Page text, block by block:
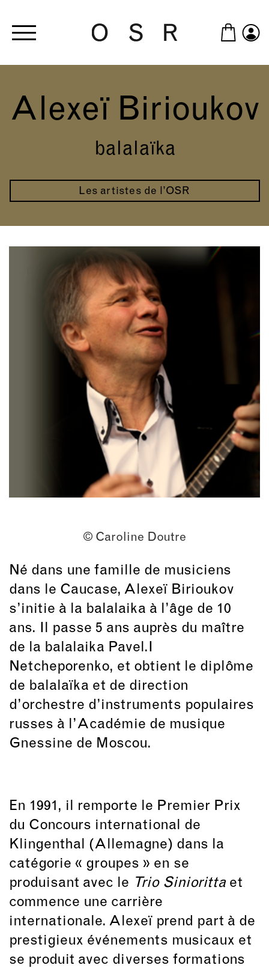
Alexeï Birioukov
balalaïka
Les artistes de l’OSR
© Caroline Doutre
Né dans une famille de musiciens
dans le Caucase, Alexeï Birioukov
s’initie à la balalaika à l’âge de 10
ans. Il passe 5 ans auprès du maître
de la balalaika Pavel.I
Netcheporenko, et obtient le diplôme
de balalaïka et de direction
d’orchestre d’instruments populaires
russes à l’Académie de musique
Gnessine de Moscou.
En 1991, il remporte le Premier Prix
du Concours international de
Klingenthal (Allemagne) dans la
catégorie « groupes » en se
produisant avec le Trio Sinioritta et
commence une carrière
internationale. Alexeï prend part à de
prestigieux événements musicaux et
se produit avec diverses formations